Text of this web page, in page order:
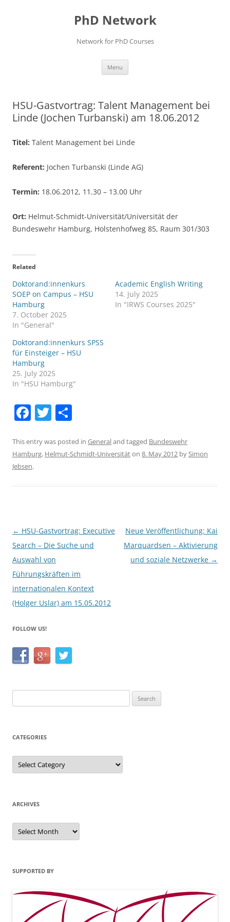
PhD Network
Network for PhD Courses
Menu
HSU-Gastvortrag: Talent Management bei
Linde (Jochen Turbanski) am 18.06.2012
Titel: Talent Management bei Linde
Referent: Jochen Turbanski (Linde AG)
Termin: 18.06.2012, 11.30 – 13.00 Uhr
Ort: Helmut-Schmidt-Universität/Universität der
Bundeswehr Hamburg, Holstenhofweg 85, Raum 301/303
Related
Doktorand:innenkurs
SOEP on Campus – HSU
Hamburg
7. October 2025
In "General"
Academic English Writing
14. July 2025
In "IRWS Courses 2025"
Doktorand:innenkurs SPSS
für Einsteiger – HSU
Hamburg
25. July 2025
In "HSU Hamburg"
F
c
e
k
T
itt
er
ar
e
This entry was posted in Generaland tagged Bundeswehr
Hamburg, Helmut-Schmidt-Universitäton 8. May 2012 bySimon
Jebsen.
Post
navigation
← HSU-Gastvortrag: Executive
Search – Die Suche und
Auswahl von
Führungskräften im
internationalen Kontext
(Holger Uslar) am 15.05.2012
Neue Veröffentlichung: Kai
Marquardsen – Aktivierung
und soziale Netzwerke →
FOLLOW US!
for:
CATEGORIES
Categories
ARCHIVES
Archives
SUPPORTED BY